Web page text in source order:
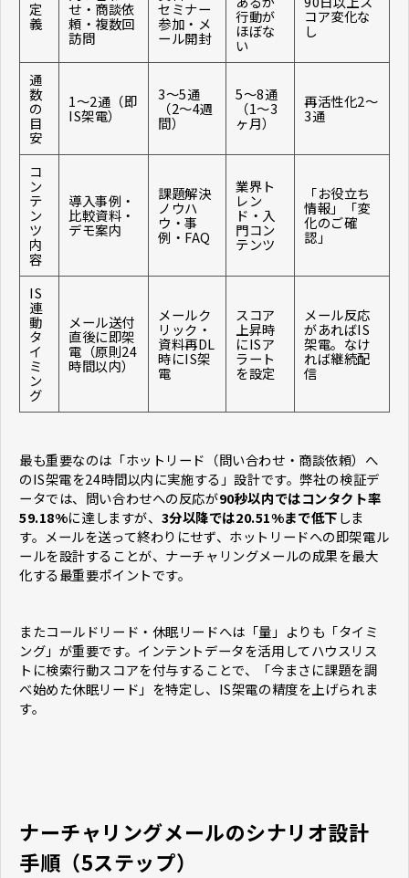
定
義
せ・商談依
頼・複数回
訪問
セミナー
参加・メ
ール開封
行動が
ほぼな
い
コア変化な
し
通
数
の
目
安
1〜2通（即
IS架電）
3〜5通
（2〜4週
間）
5〜8通
（1〜3
ヶ月）
再活性化2〜
3通
コ
ン
テ
ン
ツ
内
容
導入事例・
比較資料・
デモ案内
課題解決
ノウハ
ウ・事
例・FAQ
業界ト
レン
ド・入
門コン
テンツ
「お役立ち
情報」「変
化のご確
認」
IS
連
動
タ
イ
ミ
ン
グ
メール送付
直後に即架
電（原則24
時間以内）
メールク
リック・
資料再DL
時にIS架
電
スコア
上昇時
にISア
ラート
を設定
メール反応
があればIS
架電。なけ
れば継続配
信
最も重要なのは「ホットリード（問い合わせ・商談依頼）へ
のIS架電を24時間以内に実施する」設計です。弊社の検証デ
ータでは、問い合わせへの反応が90秒以内ではコンタクト率
59.18%に達しますが、 3分以降では20.51%まで低下しま
す。メールを送って終わりにせず、ホットリードへの即架電ル
ールを設計することが、ナーチャリングメールの成果を最大
化する最重要ポイントです。
またコールドリード・休眠リードへは「量」よりも「タイミ
ング」が重要です。インテントデータを活用してハウスリス
トに検索行動スコアを付与することで、「今まさに課題を調
べ始めた休眠リード」を特定し、IS架電の精度を上げられま
す。
ナーチャリングメールのシナリオ設計
手順（5ステップ）